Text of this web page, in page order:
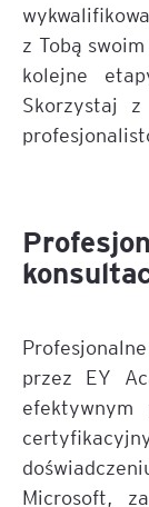
z Tobą
kolejne
Skorzystaj
przez EY
efektywnym
Microsoft,